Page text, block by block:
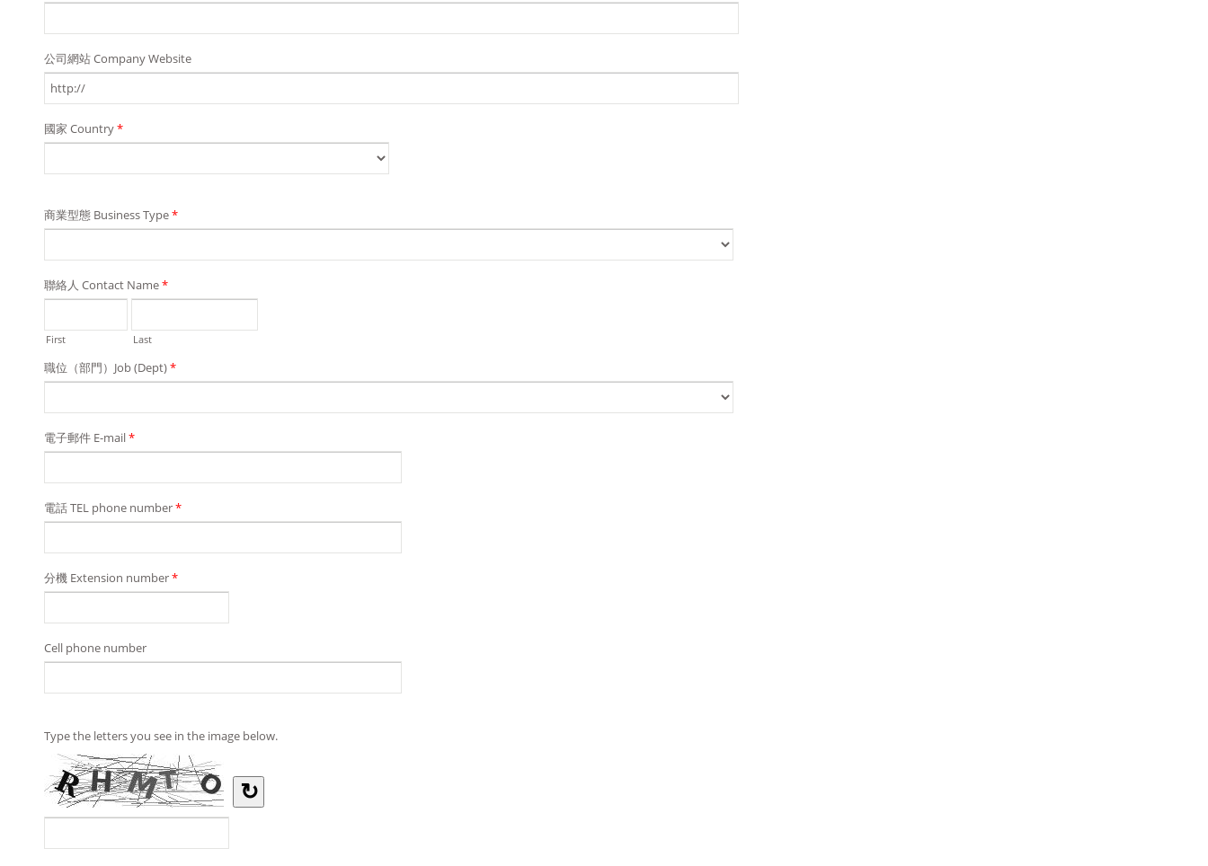
公司網站 Company Website
國家 Country*
商業型態 Business Type*
聯絡人 Contact Name*
First Last
職位（部門）Job (Dept)*
電子郵件 E-mail*
電話 TEL phone number*
分機 Extension number*
Cell phone number
Type the letters you see in the image below.
↻